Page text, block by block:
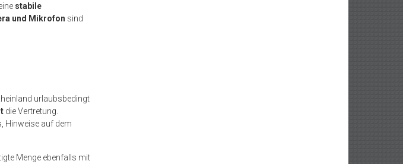
stabile
und Mikrofon sind
urlaubsbedingt
die Vertretung.
Hinweise auf dem
Menge ebenfalls mit